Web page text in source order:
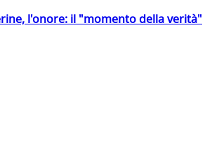
l'onore: il "momento della verità"